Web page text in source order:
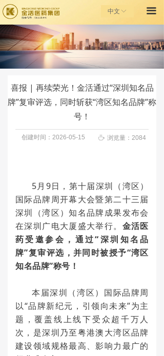
끀
首页
走进金活
金活健康之家
金活基金会
联系我们
ꀅ
中文
创建时间： 2026-05-15 ꄘ 浏览量： 2084
5月9日，第十届深圳（湾区）
国际品牌周开幕大会暨第二十三届
深圳（湾区）知名品牌成果发布会
在深圳广电大厦盛大举行。 金活医
药受邀参会，通过“深圳知名品
牌”复审评选，并同时被授予“湾区
知名品牌”称号！
本届深圳（湾区）国际品牌周
以“品牌新纪元，引领向未来”为主
题，覆盖线上线下受众超千万人
次，是深圳乃至粤港澳大湾区品牌
建设领域规格最高、影响力最广的
喜报 | 再续荣光！金活通过“深圳知名品
牌”复审评选，同时斩获“湾区知名品牌”称
号！